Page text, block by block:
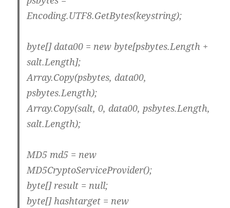
Encoding.UTF8.GetBytes(keystring);
byte[] data00 = new byte[psbytes.Length +
salt.Length];
Array.Copy(psbytes, data00,
psbytes.Length);
Array.Copy(salt, 0, data00, psbytes.Length,
salt.Length);
MD5 md5 = new
MD5CryptoServiceProvider();
byte[] result = null;
byte[] hashtarget = new